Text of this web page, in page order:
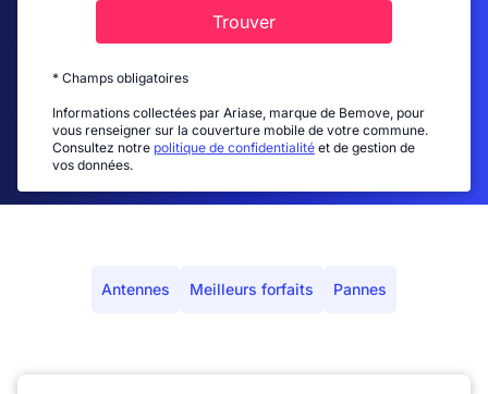
Trouver
* Champs obligatoires
Informations collectées par Ariase, marque de Bemove, pour
vous renseigner sur la couverture mobile de votre commune.
Consultez notre politique de confidentialité et de gestion de
vos données.
Antennes Meilleurs forfaits Pannes